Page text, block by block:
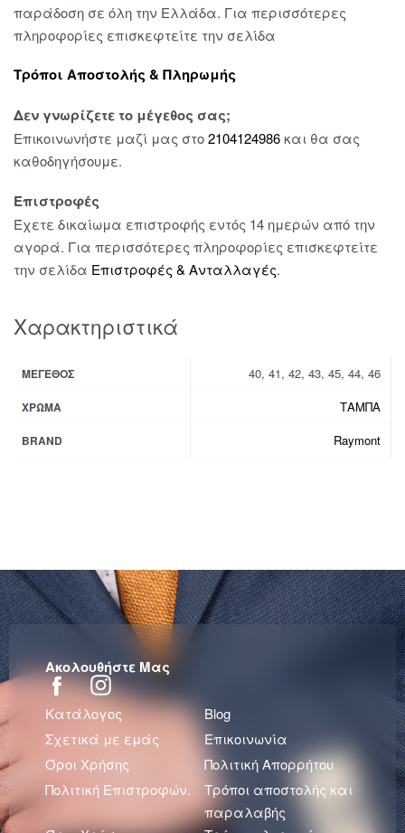
παράδοση σε όλη την Ελλάδα. Για περισσότερες
πληροφορίες επισκεφτείτε την σελίδα
Τρόποι Αποστολής & Πληρωμής
Δεν γνωρίζετε το μέγεθος σας;
Επικοινωνήστε μαζί μας στο2104124986και θα σας
καθοδηγήσουμε.
Επιστροφές
Έχετε δικαίωμα επιστροφής εντός 14 ημερών από την
αγορά. Για περισσότερες πληροφορίες επισκεφτείτε
την σελίδα Επιστροφές & Ανταλλαγές.
Χαρακτηριστικά
ΜΈΓΕΘΟΣ 40, 41, 42, 43, 45, 44, 46
ΧΡΏΜΑ ΤΑΜΠΑ
BRAND Raymont
Ακολουθήστε Μας
Κατάλογος
Blog
Σχετικά με εμάς
Επικοινωνία
Όροι Χρήσης
Πολιτική Απορρήτου
Πολιτική Επιστροφών.
Τρόποι αποστολής και
παραλαβής